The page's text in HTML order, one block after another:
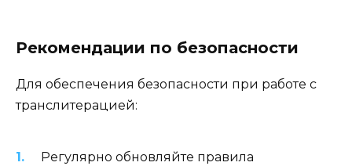
Рекомендации по безопасности
Для обеспечения безопасности при работе с
транслитерацией:
Регулярно обновляйте правила